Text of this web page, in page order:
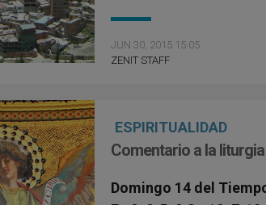
JUN 30, 2015 15:05
ZENIT STAFF
ESPIRITUALIDAD
Comentario a la
Domingo 14 del